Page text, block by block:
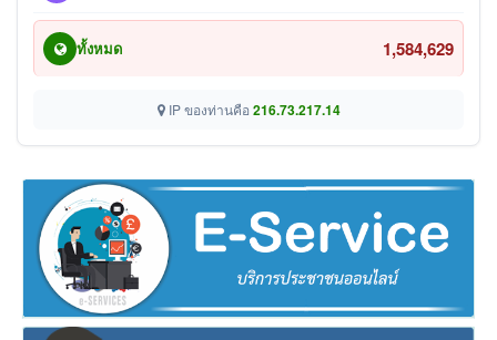
ทั้งหมด 1,584,629
IP ของท่านคือ 216.73.217.14